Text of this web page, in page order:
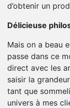
d’obtenir un
Délicieuse
Mais on a beau
passe dans ce
direct avec les
saisir la
tant que
univers à mes